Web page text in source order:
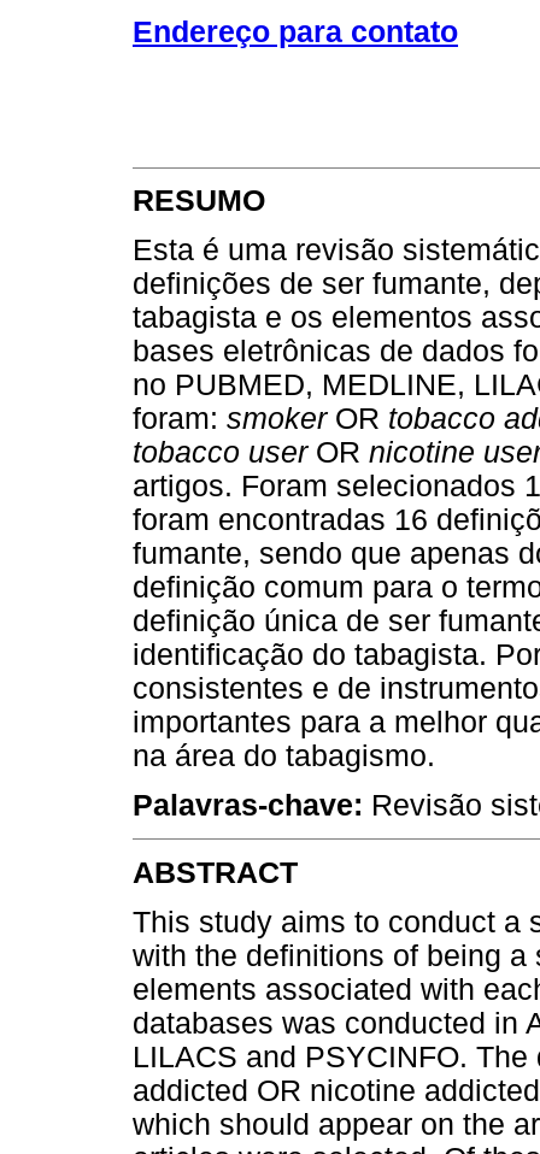
Endereço para contato
RESUMO
Esta é uma revisão
definições de ser fumante,
tabagista e os elementos
bases eletrônicas de dados
no PUBMED, MEDLINE,
foram: smokerOR tobacco
tobacco userOR nicotine
artigos. Foram selecionados
foram encontradas 16
fumante, sendo que apenas
definição comum para o
definição única de ser
identificação do tabagista.
consistentes e de
importantes para a melhor
na área do tabagismo.
Palavras-chave: Revisão
ABSTRACT
This study aims to conduct a
with the definitions of being
elements associated with
databases was conducted in
LILACS and PSYCINFO.
addicted OR nicotine
which should appear on the